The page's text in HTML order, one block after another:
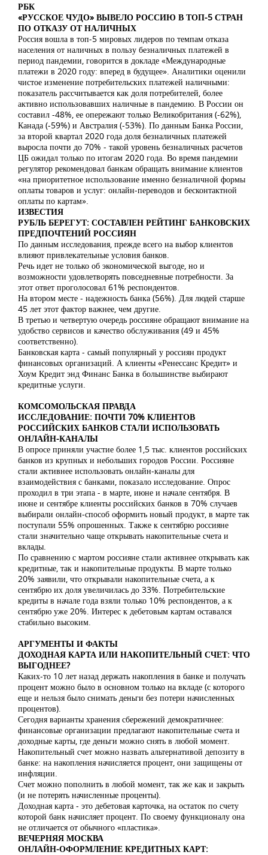
РБК
«РУССКОЕ ЧУДО» ВЫВЕЛО РОССИЮ В ТОП-5 СТРАН
ПО ОТКАЗУ ОТ НАЛИЧНЫХ
Россия вошла в топ-5 мировых лидеров по темпам отказа
населения от наличных в пользу безналичных платежей в
период пандемии, говорится в докладе «Международные
платежи в 2020 году: вперед в будущее». Аналитики оценили
чистое изменение потребительских платежей наличными:
показатель рассчитывается как доля потребителей, более
активно использовавших наличные в пандемию. В России он
составил -48%, ее опережают только Великобритания (-62%),
Канада (-59%) и Австралия (-53%). По данным Банка России,
за второй квартал 2020 года доля безналичных платежей
выросла почти до 70% - такой уровень безналичных расчетов
ЦБ ожидал только по итогам 2020 года. Во время пандемии
регулятор рекомендовал банкам обращать внимание клиентов
«на приоритетное использование именно безналичной формы
оплаты товаров и услуг: онлайн-переводов и бесконтактной
оплаты по картам».
ИЗВЕСТИЯ
РУБЛЬ БЕРЕГУТ: СОСТАВЛЕН РЕЙТИНГ БАНКОВСКИХ
ПРЕДПОЧТЕНИЙ РОССИЯН
По данным исследования, прежде всего на выбор клиентов
влияют привлекательные условия банков.
Речь идет не только об экономической выгоде, но и
возможности удовлетворять повседневные потребности. За
этот ответ проголосовал 61% респондентов.
На втором месте - надежность банка (56%). Для людей старше
45 лет этот фактор важнее, чем другие.
В третью и четвертую очередь россияне обращают внимание на
удобство сервисов и качество обслуживания (49 и 45%
соответственно).
Банковская карта - самый популярный у россиян продукт
финансовых организаций. А клиенты «Ренессанс Кредит» и
Хоум Кредит энд Финанс Банка в большинстве выбирают
кредитные услуги.
КОМСОМОЛЬСКАЯ ПРАВДА
ИССЛЕДОВАНИЕ: ПОЧТИ 70% КЛИЕНТОВ
РОССИЙСКИХ БАНКОВ СТАЛИ ИСПОЛЬЗОВАТЬ
ОНЛАЙН-КАНАЛЫ
В опросе приняли участие более 1,5 тыс. клиентов российских
банков из крупных и небольших городов России. Россияне
стали активнее использовать онлайн-каналы для
взаимодействия с банками, показало исследование. Опрос
проходил в три этапа - в марте, июне и начале сентября. В
июне и сентябре клиенты российских банков в 70% случаев
выбирали онлайн-способ оформить новый продукт, в марте так
поступали 55% опрошенных. Также к сентябрю россияне
стали значительно чаще открывать накопительные счета и
вклады.
По сравнению с мартом россияне стали активнее открывать как
кредитные, так и накопительные продукты. В марте только
20% заявили, что открывали накопительные счета, а к
сентябрю их доля увеличилась до 33%. Потребительские
кредиты в начале года взяли только 10% респондентов, а к
сентябрю уже 20%. Интерес к дебетовым картам оставался
стабильно высоким.
АРГУМЕНТЫ И ФАКТЫ
ДОХОДНАЯ КАРТА ИЛИ НАКОПИТЕЛЬНЫЙ СЧЕТ: ЧТО
ВЫГОДНЕЕ?
Каких-то 10 лет назад держать накопления в банке и получать
процент можно было в основном только на вкладе (с которого
еще и нельзя было снимать деньги без потери начисленных
процентов).
Сегодня варианты хранения сбережений демократичнее:
финансовые организации предлагают накопительные счета и
доходные карты, где деньги можно снять в любой момент.
Накопительный счет можно назвать альтернативой депозиту в
банке: на накопления начисляется процент, они защищены от
инфляции.
Счет можно пополнить в любой момент, так же как и закрыть
(и не потерять начисленные проценты).
Доходная карта - это дебетовая карточка, на остаток по счету
которой банк начисляет процент. По своему функционалу она
не отличается от обычного «пластика».
ВЕЧЕРНЯЯ МОСКВА
ОНЛАЙН-ОФОРМЛЕНИЕ КРЕДИТНЫХ КАРТ: